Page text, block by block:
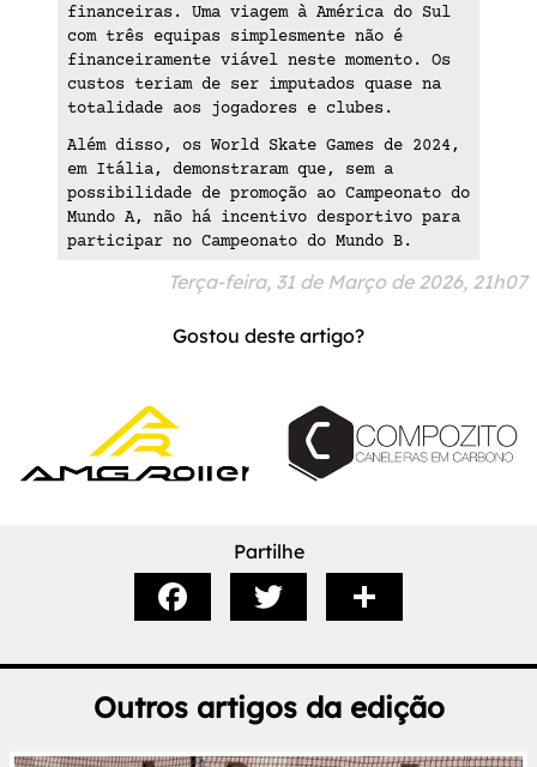
financeiras. Uma viagem à América do Sul
com três equipas simplesmente não é
financeiramente viável neste momento. Os
custos teriam de ser imputados quase na
totalidade aos jogadores e clubes.
Além disso, os World Skate Games de 2024,
em Itália, demonstraram que, sem a
possibilidade de promoção ao Campeonato do
Mundo A, não há incentivo desportivo para
participar no Campeonato do Mundo B.
Terça-feira, 31 de Março de 2026, 21h07
Gostou deste artigo?
Partilhe
Outros artigos da edição